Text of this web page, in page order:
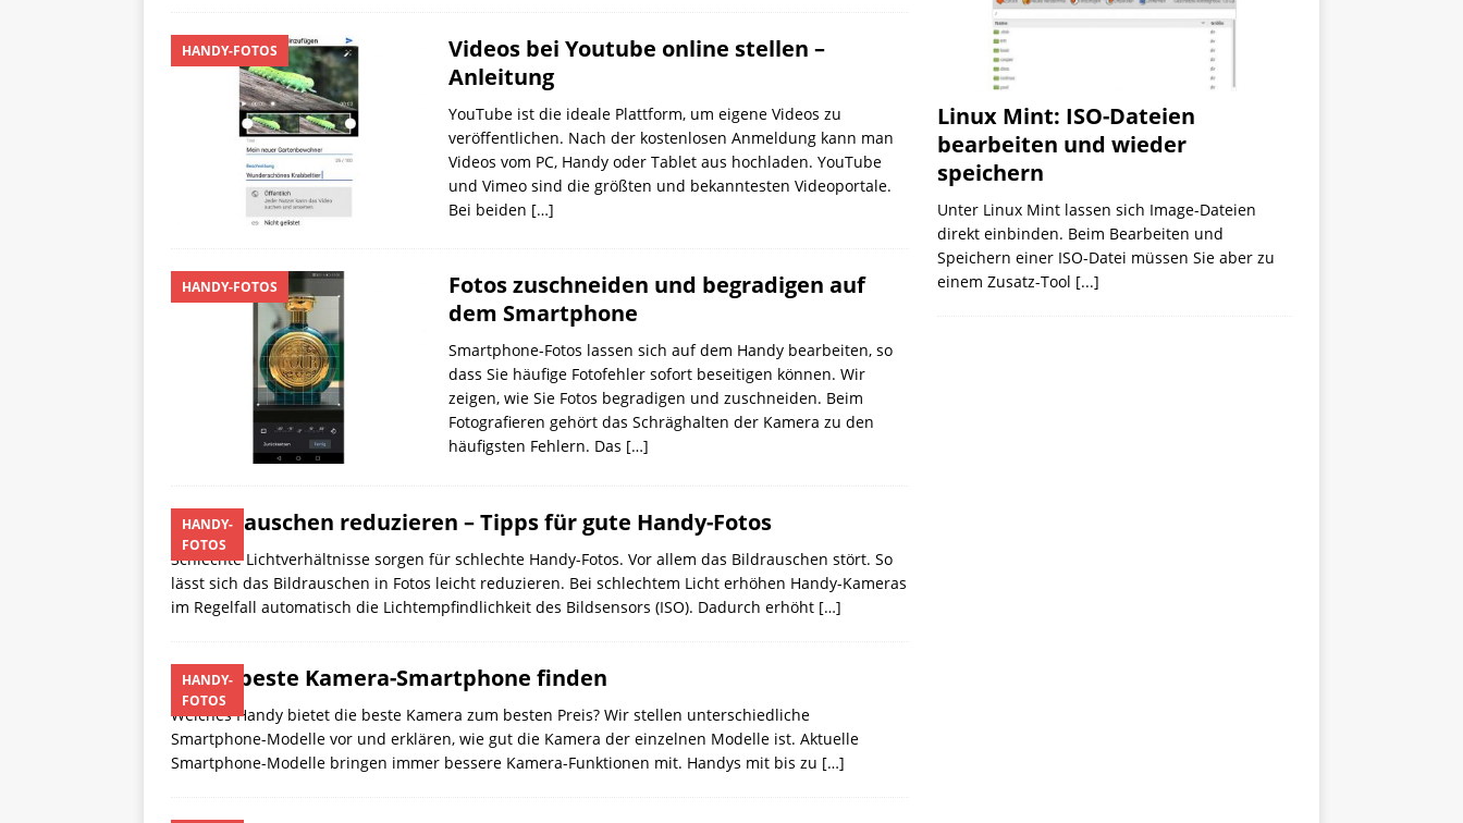
HANDY-FOTOS
Videos bei Youtube online stellen –
Anleitung
YouTube ist die ideale Plattform, um eigene Videos zu
veröffentlichen. Nach der kostenlosen Anmeldung kann man
Videos vom PC, Handy oder Tablet aus hochladen. YouTube
und Vimeo sind die größten und bekanntesten Videoportale.
Bei beiden […]
HANDY-FOTOS
Fotos zuschneiden und begradigen auf
dem Smartphone
Smartphone-Fotos lassen sich auf dem Handy bearbeiten, so
dass Sie häufige Fotofehler sofort beseitigen können. Wir
zeigen, wie Sie Fotos begradigen und zuschneiden. Beim
Fotografieren gehört das Schräghalten der Kamera zu den
häufigsten Fehlern. Das […]
HANDY-
FOTOS
Bildrauschen reduzieren – Tipps für gute Handy-Fotos
Schlechte Lichtverhältnisse sorgen für schlechte Handy-Fotos. Vor allem das Bildrauschen stört. So
lässt sich das Bildrauschen in Fotos leicht reduzieren. Bei schlechtem Licht erhöhen Handy-Kameras
im Regelfall automatisch die Lichtempfindlichkeit des Bildsensors (ISO). Dadurch erhöht […]
HANDY-
FOTOS
Das beste Kamera-Smartphone finden
Welches Handy bietet die beste Kamera zum besten Preis? Wir stellen unterschiedliche
Smartphone-Modelle vor und erklären, wie gut die Kamera der einzelnen Modelle ist. Aktuelle
Smartphone-Modelle bringen immer bessere Kamera-Funktionen mit. Handys mit bis zu […]
Linux Mint: ISO-Dateien
bearbeiten und wieder
speichern
Unter Linux Mint lassen sich Image-Dateien
direkt einbinden. Beim Bearbeiten und
Speichern einer ISO-Datei müssen Sie aber zu
einem Zusatz-Tool [...]